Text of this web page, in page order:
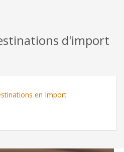
d'import
en Import